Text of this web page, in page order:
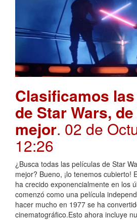
Clasificamos
de Star Wars,
mejor. 02 de
12:26
¿Busca todas las películas de Star
mejor? Bueno, ¡lo tenemos cubierto!
ha crecido exponencialmente en los
comenzó como una película
hacer mucho en 1977 se ha
cinematográfico.Esto ahora incluye